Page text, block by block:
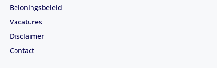
Beloningsbeleid
Vacatures
Disclaimer
Contact